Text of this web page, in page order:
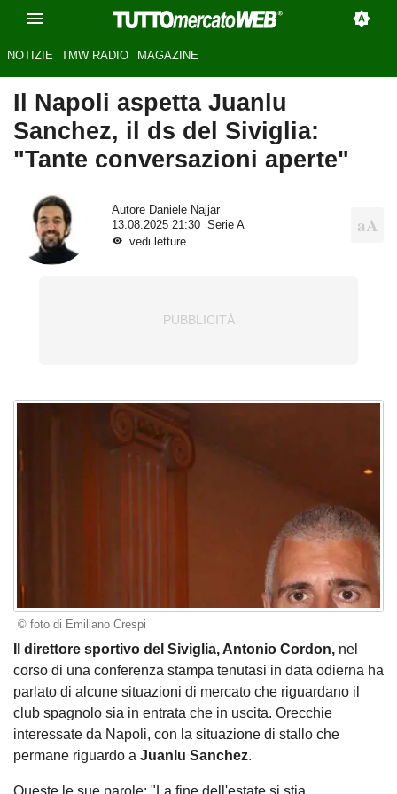
NOTIZIE TMW RADIO MAGAZINE
Il Napoli aspetta Juanlu
Sanchez, il ds del Siviglia:
"Tante conversazioni aperte"
Autore Daniele Najjar
13.08.2025 21:30
Serie A
vedi letture
© foto di Emiliano Crespi
Il direttore sportivo del Siviglia, Antonio Cordon, nel
corso di una conferenza stampa tenutasi in data odierna ha
parlato di alcune situazioni di mercato che riguardano il
club spagnolo sia in entrata che in uscita. Orecchie
interessate da Napoli, con la situazione di stallo che
permane riguardo a Juanlu Sanchez.
Queste le sue parole: "La fine dell'estate si stia